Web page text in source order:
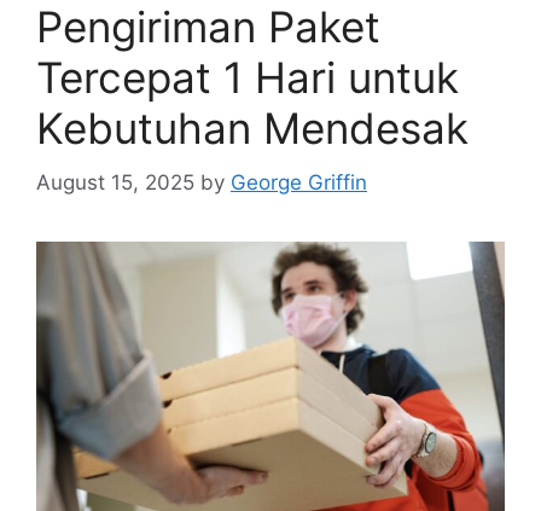
Pengiriman Paket
Tercepat 1 Hari untuk
Kebutuhan Mendesak
August 15, 2025 by George Griffin